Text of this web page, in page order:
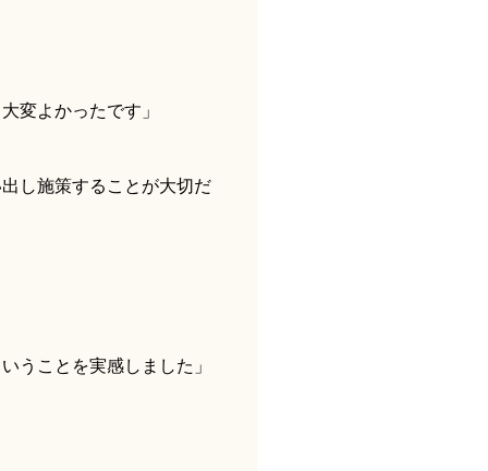
変よかったです」
し施策することが大切だ
うことを実感しました」